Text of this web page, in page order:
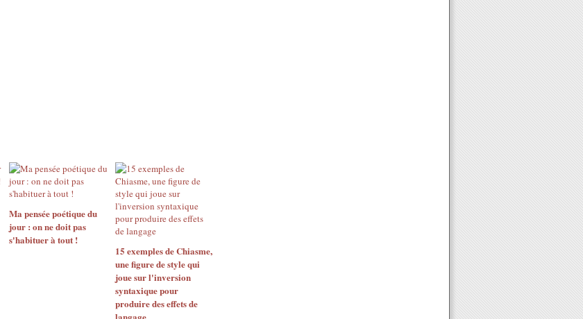
Ma pensée poétique du
jour : on ne doit pas
s'habituer à tout !
15 exemples de Chiasme,
une figure de style qui
joue sur l'inversion
syntaxique pour
produire des effets de
langage